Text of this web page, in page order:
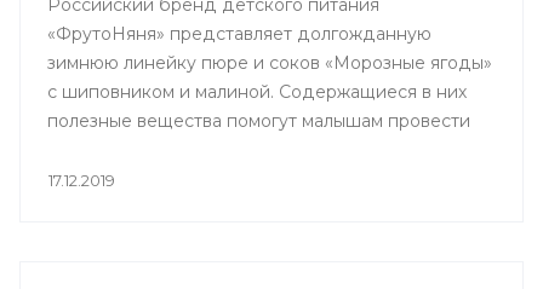
Российский бренд детского питания
«ФрутоНяня» представляет долгожданную
зимнюю линейку пюре и соков «Морозные ягоды»
с шиповником и малиной. Содержащиеся в них
полезные вещества помогут малышам провести
счастливыми.
17.12.2019